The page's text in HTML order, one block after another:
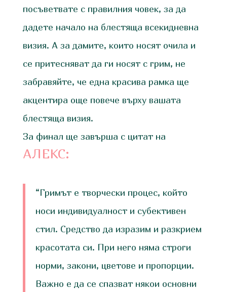
посъветвате с правилния човек, за да
дадете начало на блестяща всекидневна
визия. А за дамите, които носят очила и
се притесняват да ги носят с грим, не
забравяйте, че една красива рамка ще
акцентира още повече върху вашата
блестяща визия.
За финал ще завърша с цитат на
АЛЕКС:
“Гримът е творчески процес, който
носи индивидуалност и субективен
стил. Средство да изразим и разкрием
красотата си. При него няма строги
норми, закони, цветове и пропорции.
Важно е да се спазват някои основни